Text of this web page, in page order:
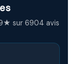
sur 6904 avis